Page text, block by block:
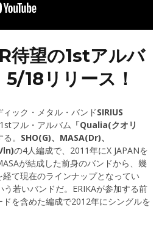
待望の1stアルバ
18リリース！
ック・メタル・バンドSIRIUS
フル・アルバム 「Qualia(クオリ
。 SHO(G)、MASA(Dr)、
の4人編成で、2011年にX JAPANを
が結成した前身のバンドから、幾
て現在のラインナップとなってい
若いバンドだ。ERIKAが参加する前
を含めた編成で2012年にシングルを